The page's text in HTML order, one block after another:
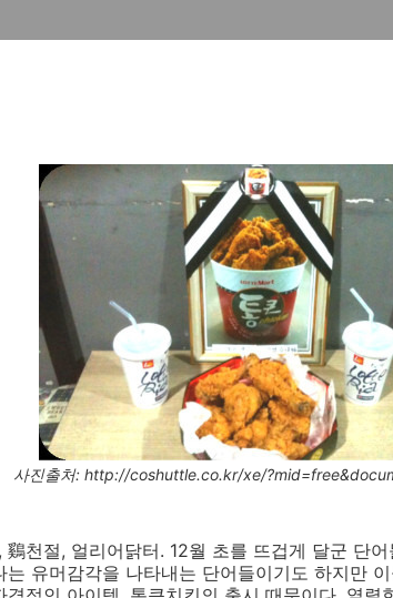
사진출처: http://coshuttle.co.kr/xe/
鷄천절, 얼리어닭터. 12월 초를 뜨겁게 달군 단
는 유머감각을 나타내는 단어들이기도 하지만